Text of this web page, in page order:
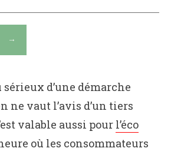
↓
d’une démarche
ne vaut l’avis d’un tiers
valable aussi pour l’éco
où les consommateurs